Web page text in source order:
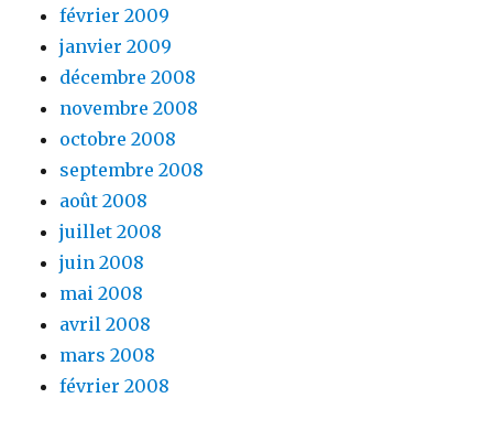
février 2009
janvier 2009
décembre 2008
novembre 2008
octobre 2008
septembre 2008
août 2008
juillet 2008
juin 2008
mai 2008
avril 2008
mars 2008
février 2008